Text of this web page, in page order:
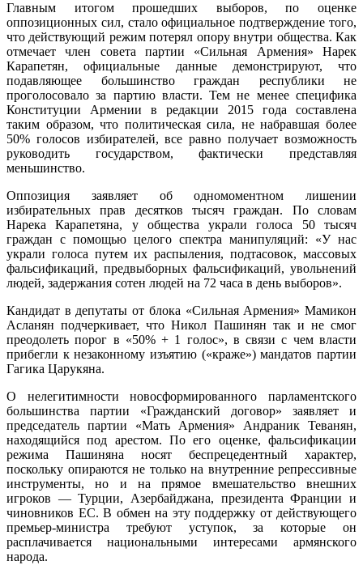
Главным итогом прошедших выборов, по оценке
оппозиционных сил, стало официальное подтверждение того,
что действующий режим потерял опору внутри общества. Как
отмечает член совета партии «Сильная Армения» Нарек
Карапетян, официальные данные демонстрируют, что
подавляющее большинство граждан республики не
проголосовало за партию власти. Тем не менее специфика
Конституции Армении в редакции 2015 года составлена
таким образом, что политическая сила, не набравшая более
50% голосов избирателей, все равно получает возможность
руководить государством, фактически представляя
меньшинство.
Оппозиция заявляет об одномоментном лишении
избирательных прав десятков тысяч граждан. По словам
Нарека Карапетяна, у общества украли голоса 50 тысяч
граждан с помощью целого спектра манипуляций: «У нас
украли голоса путем их распыления, подтасовок, массовых
фальсификаций, предвыборных фальсификаций, увольнений
людей, задержания сотен людей на 72 часа в день выборов».
Кандидат в депутаты от блока «Сильная Армения» Мамикон
Асланян подчеркивает, что Никол Пашинян так и не смог
преодолеть порог в «50% + 1 голос», в связи с чем власти
прибегли к незаконному изъятию («краже») мандатов партии
Гагика Царукяна.
О нелегитимности новосформированного парламентского
большинства партии «Гражданский договор» заявляет и
председатель партии «Мать Армения» Андраник Теванян,
находящийся под арестом. По его оценке, фальсификации
режима Пашиняна носят беспрецедентный характер,
поскольку опираются не только на внутренние репрессивные
инструменты, но и на прямое вмешательство внешних
игроков — Турции, Азербайджана, президента Франции и
чиновников ЕС. В обмен на эту поддержку от действующего
премьер-министра требуют уступок, за которые он
расплачивается национальными интересами армянского
народа.